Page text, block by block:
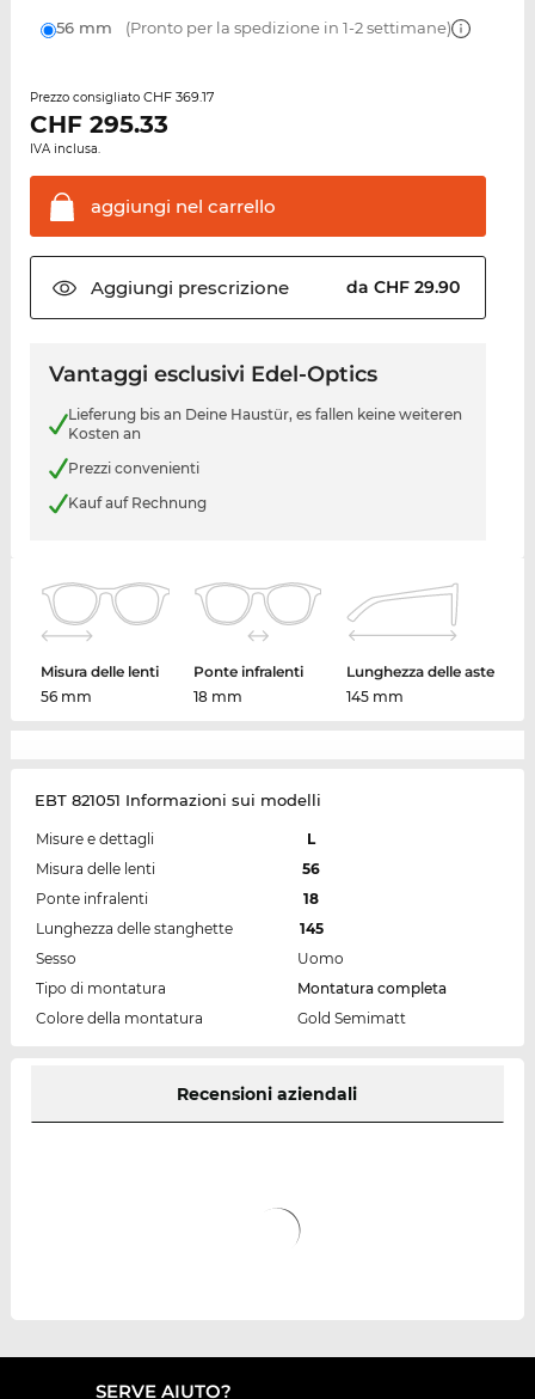
56 mm (Pronto per la spedizione in 1-2 settimane)
Prezzo consigliato CHF 369.17
CHF 295.33
IVA inclusa.
aggiungi nel carrello
Aggiungi prescrizione da CHF 29.90
Vantaggi esclusivi Edel-Optics
Lieferung bis an Deine Haustür, es fallen keine weiteren
Kosten an
Prezzi convenienti
Kauf auf Rechnung
Misura delle lenti
56 mm
Ponte infralenti
18 mm
Lunghezza delle aste
145 mm
EBT 821051 Informazioni sui modelli
Misure e dettagli
L
Misura delle lenti
56
Ponte infralenti
18
Lunghezza delle stanghette
145
Sesso
Uomo
Tipo di montatura
Montatura completa
Colore della montatura
Gold Semimatt
Recensioni aziendali
SERVE AIUTO?